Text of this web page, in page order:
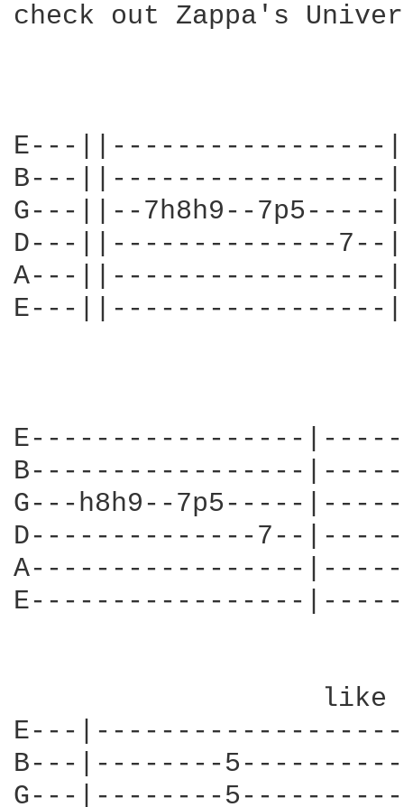
check out Zappa's
E---
B---
G---||--7h8h9--
D---||--------------7--
A---
E---
E-----------------
B-----------------
G---h8h9--7p5-----
D--------------7--
A-----------------
E-----------------
E---
B---|--------
G---|--------